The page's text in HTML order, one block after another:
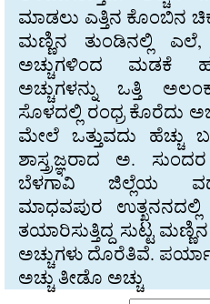
ಮಾಡಲು ಎತ್ತಿನ ಕೊಂಬಿನ
ಮಣ್ಣಿನ ತುಂಡಿನಲ್ಲಿ
ಅಚ್ಚುಗಳಿಂದ ಮಡಕೆ
ಅಚ್ಚುಗಳನ್ನು ಒತ್ತಿ
ಸೊಳದಲ್ಲಿ ರಂಧ್ರ ಕೊರೆದು
ಮೇಲೆ ಒತ್ತುವದು ಹೆಚ್ಚು
ಶಾಸ್ತ್ರಜ್ಞರಾದ ಅ.
ಬೆಳಗಾವಿ ಜಿಲ್ಲೆಯ
ಮಾಧವಪುರ ಉತ್ಖನನದಲ್ಲಿ
ತಯಾರಿಸುತ್ತಿದ್ದ ಸುಟ್ಟ
ಅಚ್ಚುಗಳು ದೊರೆತಿವೆ.
ಅಚ್ಚು ತೀಡೊ ಅಚ್ಚು